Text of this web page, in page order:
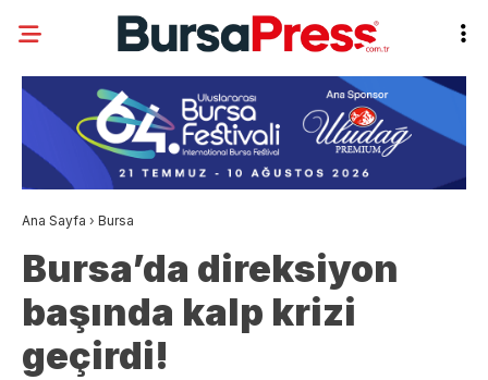
Ana Sayfa › Bursa
Bursa’da direksiyon
başında kalp krizi
geçirdi!